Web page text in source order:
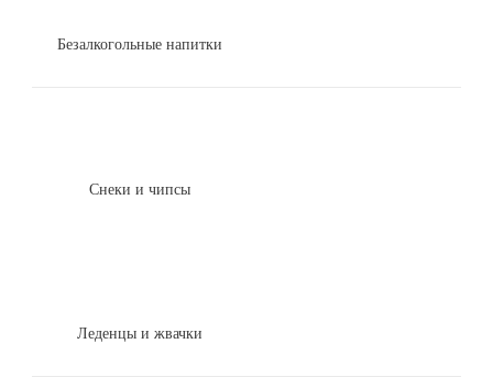
Безалкогольные напитки
Снеки и чипсы
Леденцы и жвачки